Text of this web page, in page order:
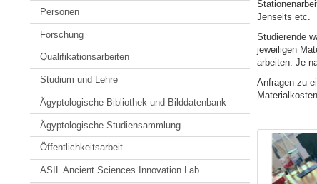
Personen
Forschung
Qualifikationsarbeiten
Studium und Lehre
Ägyptologische Bibliothek und Bilddatenbank
Ägyptologische Studiensammlung
Öffentlichkeitsarbeit
ASIL Ancient Sciences Innovation Lab
Jenseits etc.
Studierende
jeweiligen
arbeiten. Je
Anfragen zu